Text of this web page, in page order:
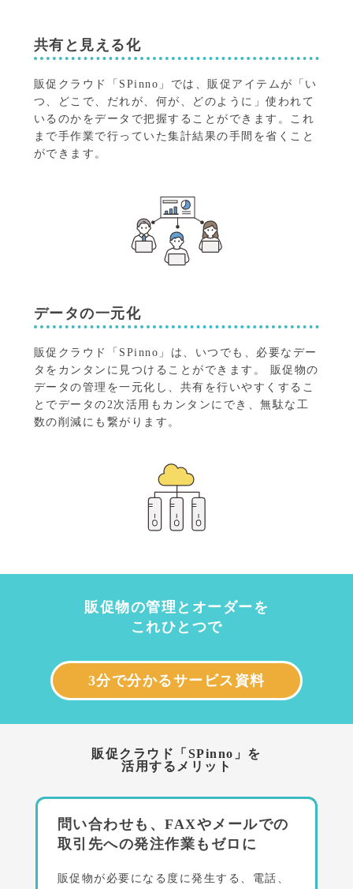
共有と見える化
販促クラウド「SPinno」では、販促アイテムが「い
つ、どこで、だれが、何が、どのように」使われて
いるのかをデータで把握することができます。
これ
まで手作業で行っていた集計結果の手間を省くこと
ができます。
データの一元化
販促クラウド「SPinno」は、いつでも、必要なデー
タをカンタンに見つけることができます。
販促物の
データの管理を一元化し、共有を行いやすくするこ
とでデータの2次活用もカンタンにでき、無駄な工
数の削減にも繋がります。
販促物の管理とオーダーを
これひとつで
3分で分かるサービス資料
販促クラウド「SPinno」を
活用するメリット
問い合わせも、FAXやメールでの
取引先への発注作業もゼロに
販促物が必要になる度に発生する、電話、